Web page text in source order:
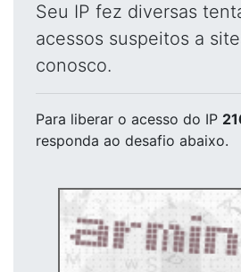
Seu IP fez diversas
acessos suspeitos a
conosco.
Para liberar o acesso do IP
responda ao desafio abaixo.